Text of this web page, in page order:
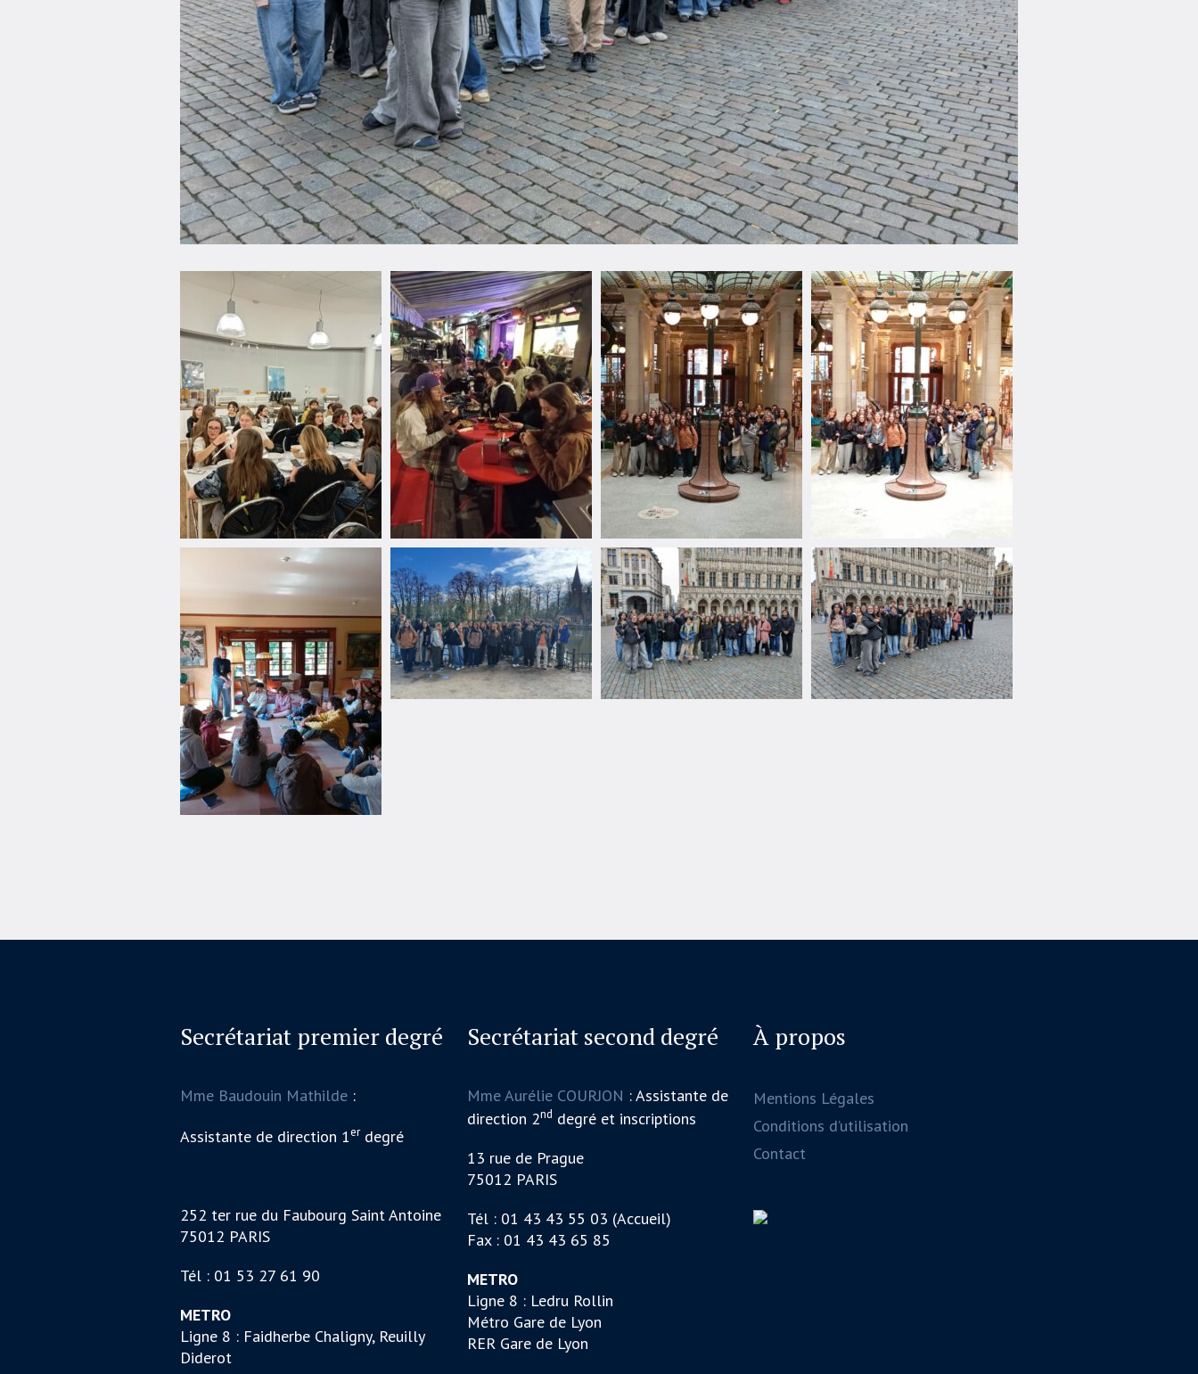
Secrétariat premier degré
Mme Baudouin Mathilde :
Assistante de direction 1erdegré
252 ter rue du Faubourg Saint Antoine
75012 PARIS
Tél : 01 53 27 61 90
METRO
Ligne 8 : Faidherbe Chaligny, Reuilly
Diderot
Secrétariat second degré
Mme Aurélie COURJON : Assistante de
direction 2nd degré et inscriptions
13 rue de Prague
75012 PARIS
Tél : 01 43 43 55 03 (Accueil)
Fax : 01 43 43 65 85
METRO
Ligne 8 : Ledru Rollin
Métro Gare de Lyon
RER Gare de Lyon
À propos
Mentions Légales
Conditions d’utilisation
Contact